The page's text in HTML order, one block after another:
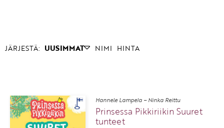
JÄRJESTÄ: UUSIMMAT NIMI HINTA
Hannele Lampela – Ninka Reittu
Prinsessa Pikkiriikin Suuret
tunteet